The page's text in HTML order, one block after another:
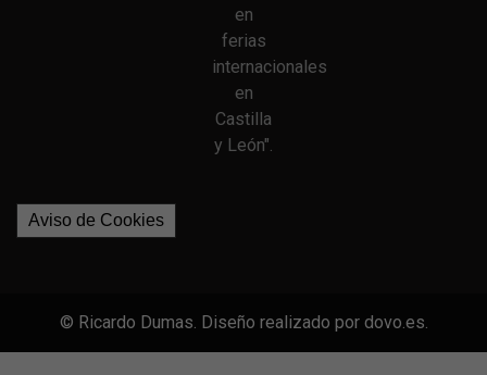
en
ferias
internacionales
en
Castilla
y León".
Aviso de Cookies
© Ricardo Dumas. Diseño realizado por dovo.es.